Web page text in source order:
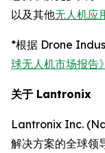
以及其他无人机应
*根据 Drone
球无人机市场报告》
关于 Lantronix
Lantronix Inc.
解决方案的全球领